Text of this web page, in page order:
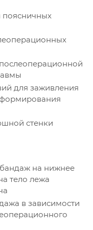
для заживления
стенки
на нижнее
тело лежа
в зависимости